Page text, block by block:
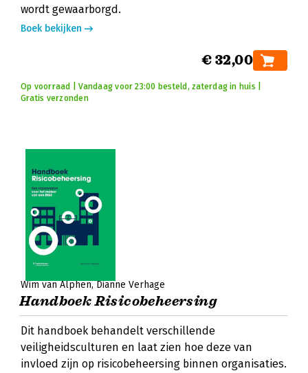
wordt gewaarborgd.
Boek bekijken
€ 32,00
Op voorraad | Vandaag voor 23:00 besteld, zaterdag in huis |
Gratis verzonden
Wim van Alphen Dianne Verhage
Handboek Risicobeheersing
Dit handboek behandelt verschillende
veiligheidsculturen en laat zien hoe deze van
invloed zijn op risicobeheersing binnen organisaties.